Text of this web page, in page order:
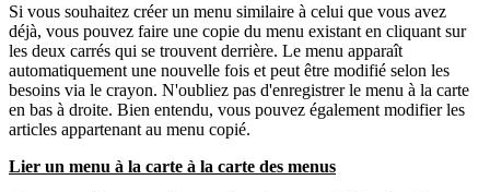
Si vous souhaitez créer un menu similaire à celui que vous avez
déjà, vous pouvez faire une copie du menu existant en cliquant sur
les deux carrés qui se trouvent derrière. Le menu apparaît
automatiquement une nouvelle fois et peut être modifié selon les
besoins via le crayon. N'oubliez pas d'enregistrer le menu à la carte
en bas à droite. Bien entendu, vous pouvez également modifier les
articles appartenant au menu copié.
Lier un menu à la carte à la carte des menus